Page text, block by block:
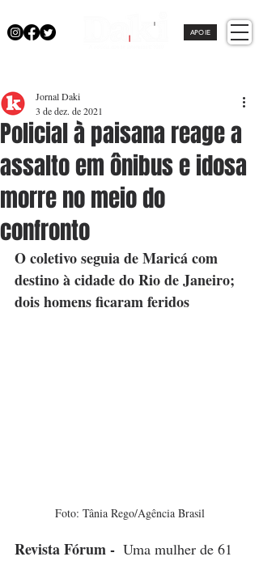
APOIE
Policial à paisana reage a
assalto em ônibus e idosa
morre no meio do
confronto
Jornal Daki
3 de dez. de 2021
O coletivo seguia de Maricá com
destino à cidade do Rio de Janeiro;
dois homens ficaram feridos
Foto: Tânia Rego/Agência Brasil
Revista Fórum - Uma mulher de 61